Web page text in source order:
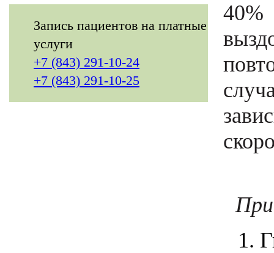
Запись пациентов на платные
услуги
+7 (843) 291-10-24
+7 (843) 291-10-25